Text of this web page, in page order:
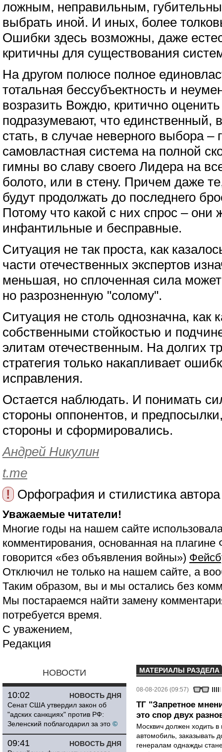
ложным, неправильным,
выбрать иной. И иных, более
Ошибки здесь возможны, даже
критичны для существования
На другом полюсе полное
тотальная бессубъектность и
возразить Вождю, критично
подразумевают, что единственный,
стать, в случае неверного выбора
самовластная система на полной
гимны во славу своего Лидера на
болото, или в стену. Причем даже
будут продолжать до последнего
Потому что какой с них спрос – они
инфантильные и бесправные.
Ситуация не так проста, как
части отечественных экспертов
меньшая, но сплоченная сила
но разрозненную "солому".
Ситуация не столь однозначна, как
собственными стойкостью и
элитам отечественным. На долгих
стратегия только накапливает
исправления.
Остается наблюдать. И понимать
стороны оппонентов, и
стороны и сформировались.
Андрей Никулин
t.me
!
Орфография и стилистика
Уважаемые читатели!
Многие годы на нашем сайте
комментирования, основанная на
говорится «без объявления войны»)
Отключил не только на нашем сайте, а
Таким образом, вы и мы остались без
Мы постараемся найти замену
потребуется время.
С уважением,
Редакция
НОВОСТИ
НОВОСТЬ ДНЯ
10:02
Сенат США утвердил закон об
"адских санкциях" против РФ:
Зеленский поблагодарил за это ©
НОВОСТЬ ДНЯ
09:41
МАТЕРИАЛЫ РАЗДЕЛА
08-08-2026 (09:57)
ТГ "Запретное
это спор двух
Москвич должен ходить в
автомобиль, заказывать
генералам однажды